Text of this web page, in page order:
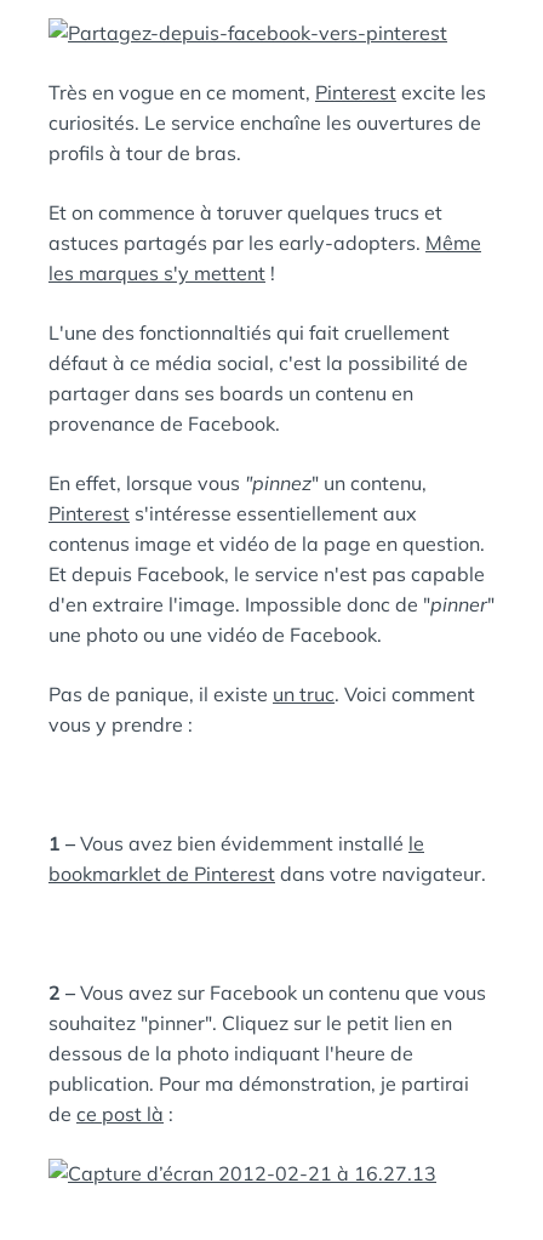
N
Très en vogue en ce moment, Pinterest excite les
curiosités. Le service enchaîne les ouvertures de
profils à tour de bras.
Et on commence à toruver quelques trucs et
astuces partagés par les early-adopters. Même
les marques s'y mettent !
L'une des fonctionnaltiés qui fait cruellement
défaut à ce média social, c'est la possibilité de
partager dans ses boards un contenu en
provenance de Facebook.
En effet, lorsque vous "pinnez" un contenu,
Pinterest s'intéresse essentiellement aux
contenus image et vidéo de la page en question.
Et depuis Facebook, le service n'est pas capable
d'en extraire l'image. Impossible donc de "pinner"
une photo ou une vidéo de Facebook.
Pas de panique, il existe un truc. Voici comment
vous y prendre :
1 – Vous avez bien évidemment installé le
bookmarklet de Pinterest dans votre navigateur.
2 – Vous avez sur Facebook un contenu que vous
souhaitez "pinner". Cliquez sur le petit lien en
dessous de la photo indiquant l'heure de
publication. Pour ma démonstration, je partirai
de ce post là :